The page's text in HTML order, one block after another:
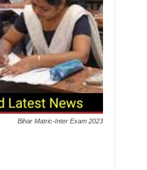
Bihar Matric-Inter Exam 2023